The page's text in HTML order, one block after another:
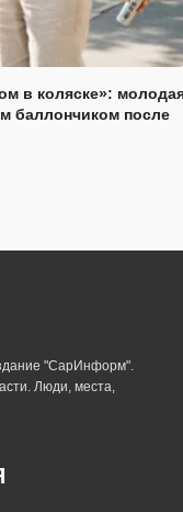
в коляске»:
баллончиком после
"СарИнформ".
Люди, места,